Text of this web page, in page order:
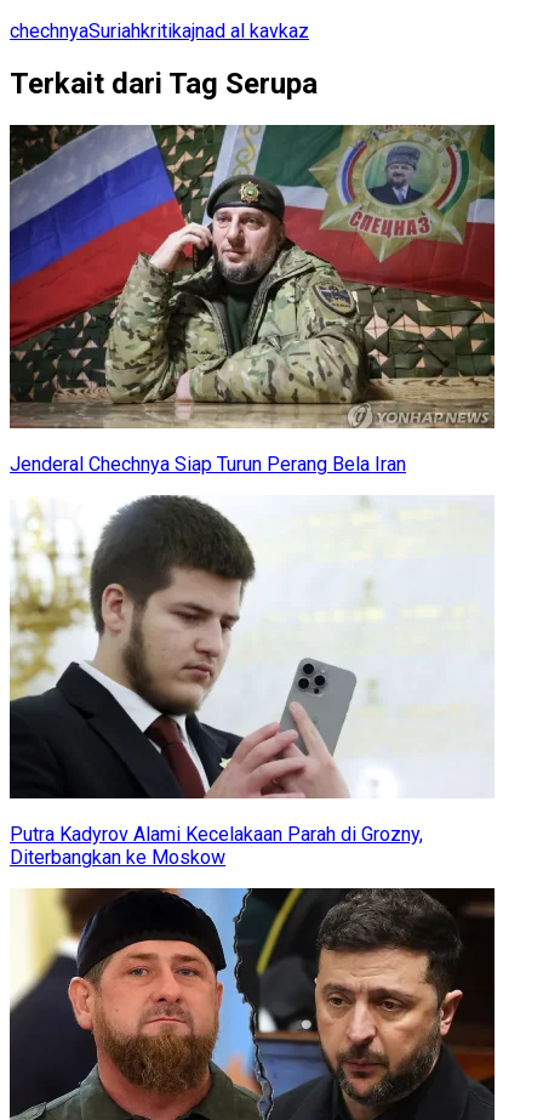
chechnyaSuriahkritikajnad al kavkaz
Terkait dari Tag Serupa
Jenderal Chechnya Siap Turun Perang Bela Iran
Putra Kadyrov Alami Kecelakaan Parah di Grozny,
Diterbangkan ke Moskow